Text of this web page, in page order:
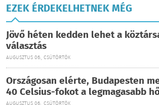
EZEK ÉRDEKELHETNEK MÉG
Jövő héten kedden lehet a
választás
AUGUSZTUS 06., CSÜTÖRTÖK
Országosan elérte, Budapesten
40 Celsius-fokot a legmagasabb